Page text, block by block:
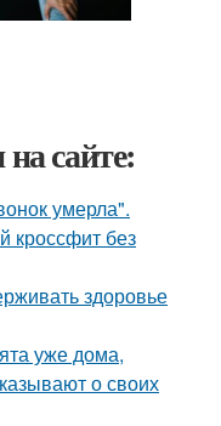
сайте:
умерла".
кроссфит без
здоровье
уже дома,
о своих